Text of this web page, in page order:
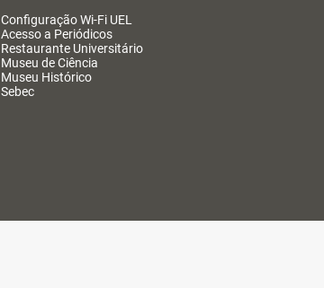
Configuração Wi-Fi UEL
Acesso a Periódicos
Restaurante Universitário
Museu de Ciência
Museu Histórico
Sebec